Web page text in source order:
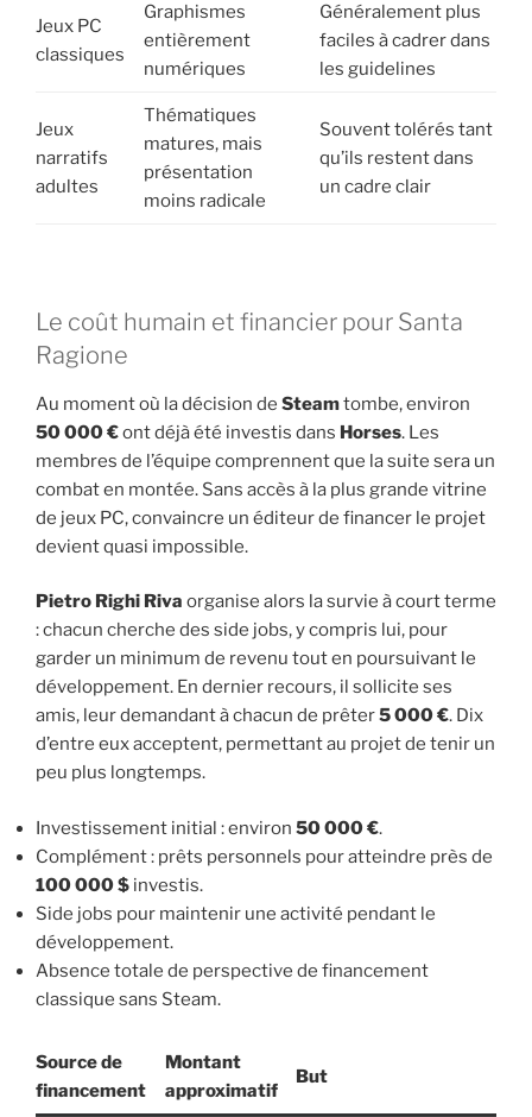
Jeux PC
classiques
Graphismes
entièrement
numériques
Généralement plus
faciles à cadrer dans
les guidelines
Jeux
narratifs
adultes
Thématiques
matures, mais
présentation
moins radicale
Souvent tolérés tant
qu’ils restent dans
un cadre clair
Le coût humain et financier pour Santa
Ragione
Au moment où la décision de Steamtombe, environ
50 000 €ont déjà été investis dans Horses. Les
membres de l’équipe comprennent que la suite sera un
combat en montée. Sans accès à la plus grande vitrine
de jeux PC, convaincre un éditeur de financer le projet
devient quasi impossible.
Pietro Righi Riva organise alors la survie à court terme
: chacun cherche des side jobs, y compris lui, pour
garder un minimum de revenu tout en poursuivant le
développement. En dernier recours, il sollicite ses
amis, leur demandant à chacun de prêter5 000 €. Dix
d’entre eux acceptent, permettant au projet de tenir un
peu plus longtemps.
Investissement initial : environ 50 000 €.
Complément : prêts personnels pour atteindre près de
100 000 $ investis.
Side jobs pour maintenir une activité pendant le
développement.
Absence totale de perspective de financement
classique sans Steam.
Source de
financement
Montant
approximatif
But